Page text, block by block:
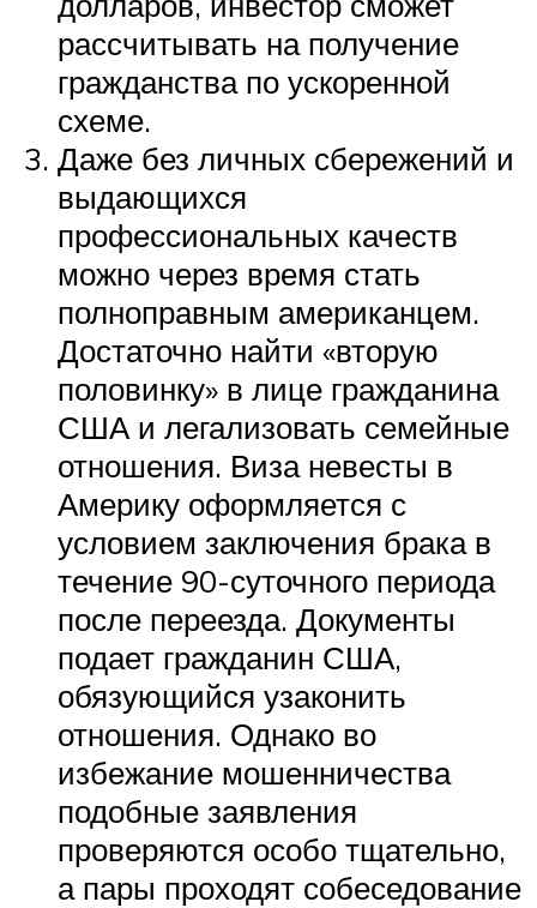
рассчитывать на получение
гражданства по ускоренной
схеме.
Даже без личных сбережений и
выдающихся
профессиональных качеств
можно через время стать
полноправным американцем.
Достаточно найти «вторую
половинку» в лице гражданина
США и легализовать семейные
отношения. Виза невесты в
Америку оформляется с
условием заключения брака в
течение 90-суточного периода
после переезда. Документы
подает гражданин США,
обязующийся узаконить
отношения. Однако во
избежание мошенничества
подобные заявления
проверяются особо тщательно,
а пары проходят собеседование